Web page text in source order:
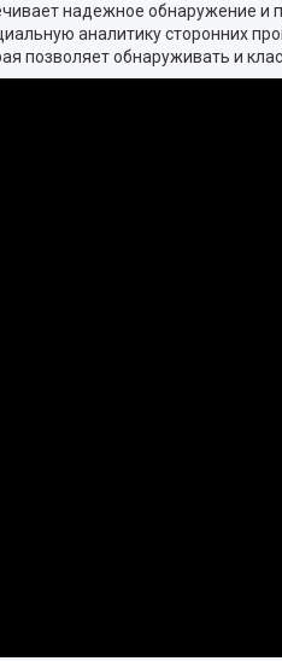
надежное обнаружение
аналитику сторонних
позволяет обнаруживать и